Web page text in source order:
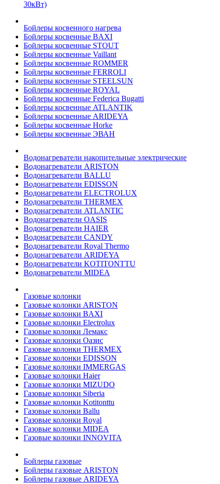
30кВт)
Бойлеры косвенного нагрева
Бойлеры косвенные BAXI
Бойлеры косвенные STOUT
Бойлеры косвенные Vaillant
Бойлеры косвенные ROMMER
Бойлеры косвенные FERROLI
Бойлеры косвенные STEELSUN
Бойлеры косвенные ROYAL
Бойлеры косвенные Federica Bugatti
Бойлеры косвенные ATLANTIK
Бойлеры косвенные ARIDEYA
Бойлеры косвенные Horke
Бойлеры косвенные ЭВАН
Водонагреватели накопительные электрические
Водонагреватели ARISTON
Водонагреватели BALLU
Водонагреватели EDISSON
Водонагреватели ELECTROLUX
Водонагреватели THERMEX
Водонагреватели ATLANTIC
Водонагреватели OASIS
Водонагреватели HAIER
Водонагреватели CANDY
Водонагреватели Royal Thermo
Водонагреватели ARIDEYA
Водонагреватели KOTITONTTU
Водонагреватели MIDEA
Газовые колонки
Газовые колонки ARISTON
Газовые колонки BAXI
Газовые колонки Electrolux
Газовые колонки Лемакс
Газовые колонки Оазис
Газовые колонки THERMEX
Газовые колонки EDISSON
Газовые колонки IMMERGAS
Газовые колонки Haier
Газовые колонки MIZUDO
Газовые колонки Siberia
Газовые колонки Kotitonttu
Газовые колонки Ballu
Газовые колонки Royal
Газовые колонки MIDEA
Газовые колонки INNOVITA
Бойлеры газовые
Бойлеры газовые ARISTON
Бойлеры газовые ARIDEYA